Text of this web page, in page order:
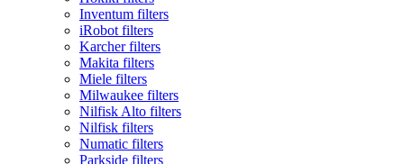
Inventum filters
iRobot filters
Karcher filters
Makita filters
Miele filters
Milwaukee filters
Nilfisk Alto filters
Nilfisk filters
Numatic filters
Parkside filters